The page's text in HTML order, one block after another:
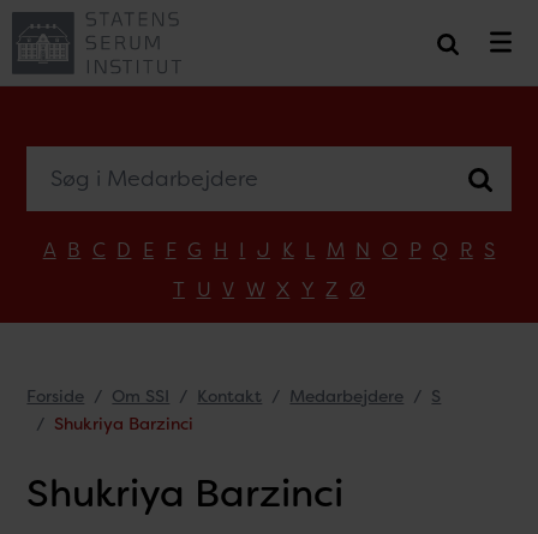
A B C D E F G H I J K L M N O P Q R S
T U V W X Y Z Ø
Forside Om SSI Kontakt Medarbejdere
S
Shukriya Barzinci
Shukriya Barzinci